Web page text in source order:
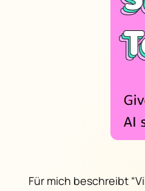
Für mich beschreibt